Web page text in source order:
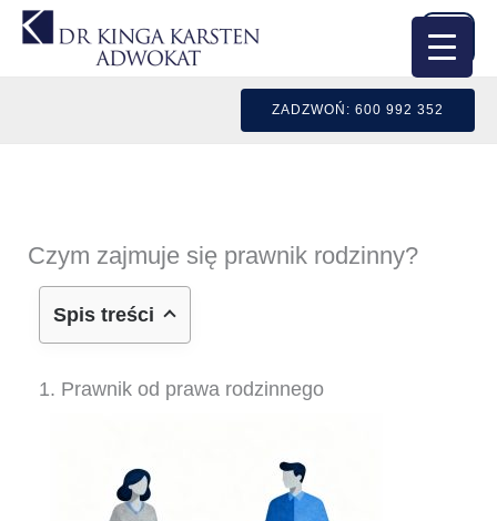
Przejdź
ZADZWOŃ: 600 992 352
Czym zajmuje się prawnik rodzinny?
Spis treści
1. Prawnik od prawa rodzinnego